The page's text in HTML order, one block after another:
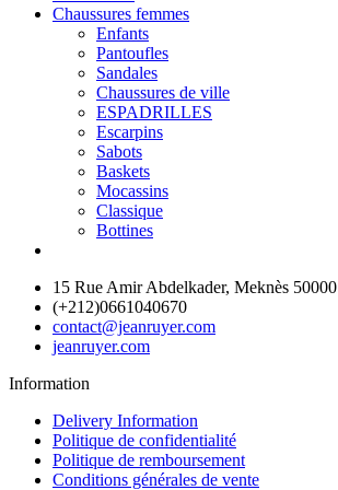
Chaussures femmes
Enfants
Pantoufles
Sandales
Chaussures de ville
ESPADRILLES
Escarpins
Sabots
Baskets
Mocassins
Classique
Bottines
15 Rue Amir Abdelkader, Meknès 50000
(+212)0661040670
contact@jeanruyer.com
jeanruyer.com
Information
Delivery Information
Politique de confidentialité
Politique de remboursement
Conditions générales de vente